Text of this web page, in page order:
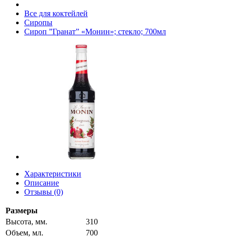
Все для коктейлей
Сиропы
Сироп ”Гранат” «Монин»; стекло; 700мл
Характеристики
Описание
Отзывы (0)
Размеры
Высота, мм.
310
Объем, мл.
700